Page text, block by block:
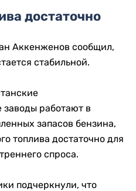
достаточно
Аккенженов сообщил,
стабильной.
работают в
запасов бензина,
топлива достаточно для
спроса.
подчеркнули, что